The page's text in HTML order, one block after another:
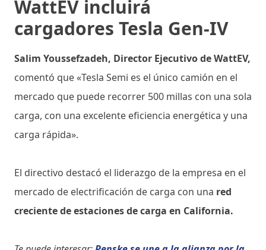
WattEV incluirá
cargadores Tesla Gen-IV
Salim Youssefzadeh, Director Ejecutivo de WattEV,
comentó que «Tesla Semi es el único camión en el
mercado que puede recorrer 500 millas con una sola
carga, con una excelente eficiencia energética y una
carga rápida».
El directivo destacó el liderazgo de la empresa en el
mercado de electrificación de carga con una red
creciente de estaciones de carga en California.